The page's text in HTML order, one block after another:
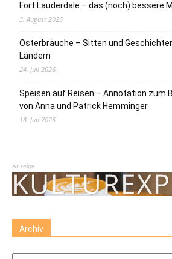
Fort Lauderdale – das (noch) bessere
3. August 2026
Osterbräuche – Sitten und
Ländern
24. Juli 2026
Speisen auf Reisen – Annotation zum
von Anna und Patrick Hemminger
18. Juli 2026
Anzeige
Archiv
Archiv